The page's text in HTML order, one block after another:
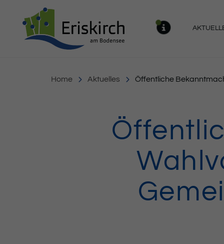
Home Aktuelles Öffentliche